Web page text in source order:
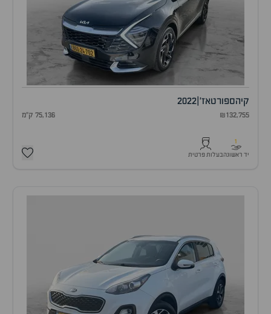
קיהספורטאז' 2022
₪132,755 75,136 ק"מ
1
יד ראשונהבעלות פרטית